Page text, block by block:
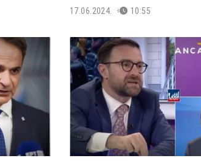
17.06.2024. 10:55